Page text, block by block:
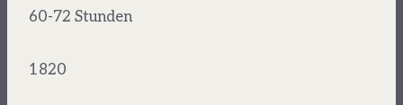
60-72 Stunden
1820